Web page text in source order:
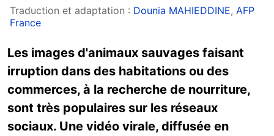
Traduction et adaptation : Dounia MAHIEDDINE, AFP
France
Les images d'animaux sauvages faisant
irruption dans des habitations ou des
commerces, à la recherche de nourriture,
sont très populaires sur les réseaux
sociaux. Une vidéo virale, diffusée en